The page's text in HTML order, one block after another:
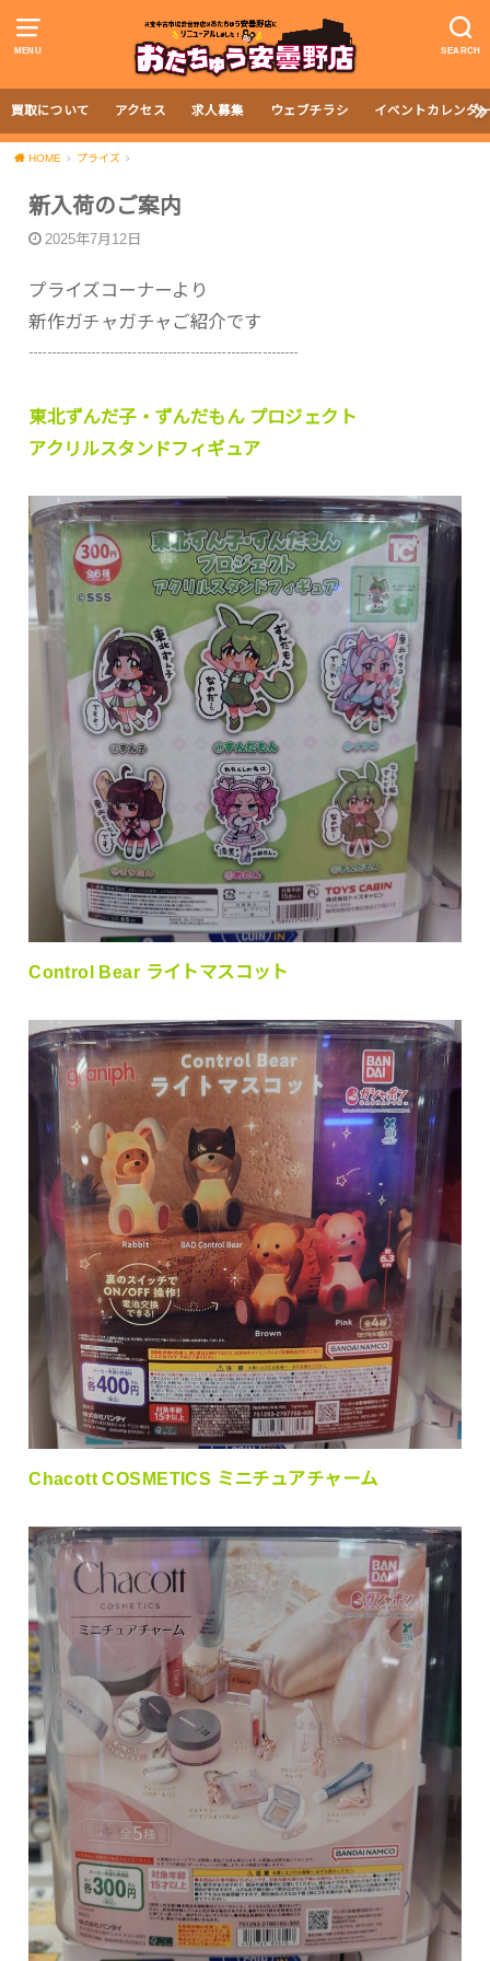
MENU SEARCH
買取について アクセス 求人募集 ウェブチラシ イベントカレンダ
HOME プライズ
新入荷のご案内
2025年7月12日
プライズコーナーより
新作ガチャガチャご紹介です
┈┈┈┈┈┈┈┈┈┈┈┈┈┈┈
東北ずんだ子・ずんだもん プロジェクト
アクリルスタンドフィギュア
Control Bear ライトマスコット
Chacott COSMETICS ミニチュアチャーム